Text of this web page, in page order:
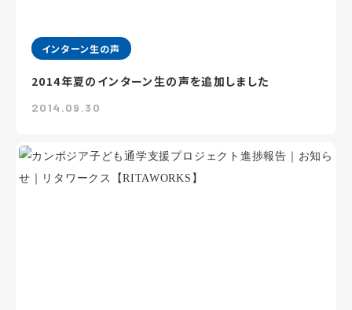
インターン生の声
2014年夏のインターン生の声を追加しました
2014.09.30